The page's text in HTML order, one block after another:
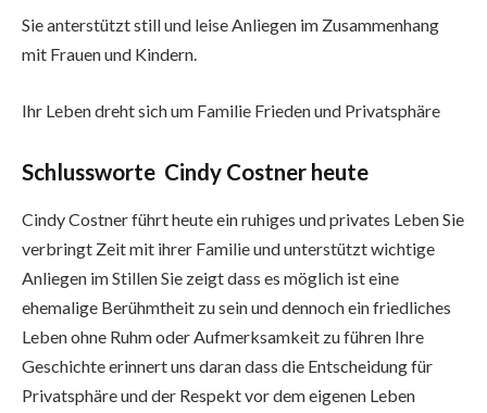
Sie anterstützt still und leise Anliegen im Zusammenhang
mit Frauen und Kindern.
Ihr Leben dreht sich um Familie Frieden und Privatsphäre
Schlussworte Cindy Costner heute
Cindy Costner führt heute ein ruhiges und privates Leben Sie
verbringt Zeit mit ihrer Familie und unterstützt wichtige
Anliegen im Stillen Sie zeigt dass es möglich ist eine
ehemalige Berühmtheit zu sein und dennoch ein friedliches
Leben ohne Ruhm oder Aufmerksamkeit zu führen Ihre
Geschichte erinnert uns daran dass die Entscheidung für
Privatsphäre und der Respekt vor dem eigenen Leben